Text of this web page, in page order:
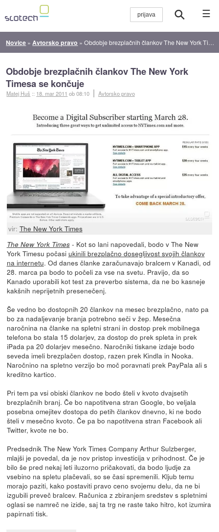
☰
Novice » Avtorsko pravo »Obdobje brezplačnih člankov The New York Timesa se končuje
Obdobje brezplačnih člankov The New York
Timesa se končuje
Matej Huš :: 18. mar 2011 ob 08:10 Avtorsko pravo
vir: The New York Times
The New York Times- Kot so lani napovedali, bodo v The New
York Timesu počasi ukinili brezplačno dosegljivost svojih člankov
na internetu. Od danes članke zaračunavajo bralcem v Kanadi, od
28. marca pa bodo to počeli za vse na svetu. Pravijo, da so
Kanado uporabili kot test za preverbo sistema, da ne bo kasneje
kakšnih neprijetnih presenečenj.
Še vedno bo dostopnih 20 člankov na mesec brezplačno, nato pa
bo za nadaljevanje branja potrebno seči v žep. Mesečna
naročnina na članke na spletni strani in dostop prek mobilnega
telefona bo stala 15 dolarjev, za dostop do prek spleta in prek
iPada pa 20 dolarjev mesečno. Naročniki tiskane izdaje bodo
seveda imeli brezplačen dostop, razen prek Kindla in Nooka.
Naročnino na spletno verzijo bo moč poravnati prek PayPala ali s
kreditno kartico.
Pri tem pa vsi obiski člankov ne bodo šteli v kvoto dvajsetih
brezplačnih branj. Če bo napotitvena stran Google, bo veljala
posebna omejitev dostopa do petih člankov dnevno, ki ne bodo
šteli v mesečno kvoto. Če pa bo napotitvena stran Facebook ali
Twitter, kvote ne bo.
Predsednik The New York Times Company Arthur Sulzberger,
mlajši je povedal, da je nov pristop investicija v prihodnost. Če je
bilo še pred nekaj leti iluzorno pričakovati, da bodo ljudje za
vsebino na spletu plačevali, so se časi spremenili. Kljub temu
morajo paziti, kako postaviti pravo ceno svojemu delu, da ne bi
izgubili preveč bralcev. Računica z zbiranjem sredstev s spletnimi
oglasi se namreč ne izide, saj ta trg ne raste tako hitro, kot izumira
papirnati tisk.